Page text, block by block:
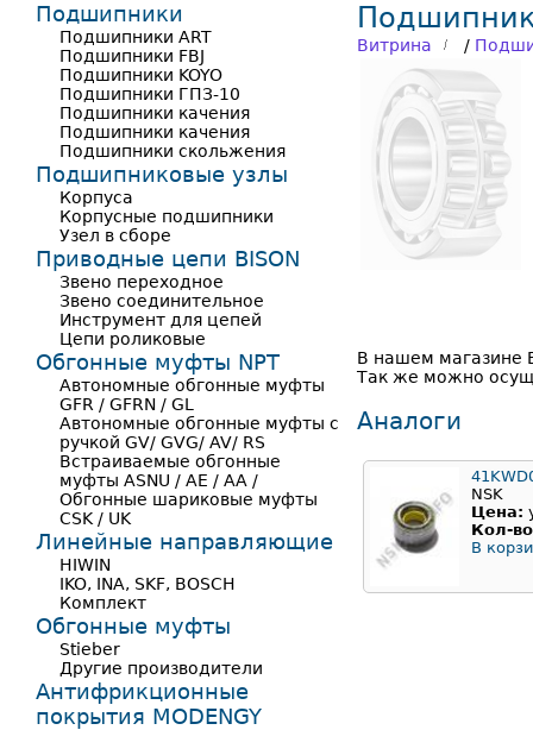
Подшипник
Витрина /
В нашем магазине
Так же можно
Аналоги
NSK
Цена:
Кол-
В
Подшипники
Подшипники ART
Подшипники FBJ
Подшипники KOYO
Подшипники ГПЗ-10
Подшипники качения
Подшипники качения
Подшипники скольжения
Подшипниковые узлы
Корпуса
Корпусные подшипники
Узел в сборе
Приводные цепи BISON
Звено переходное
Звено соединительное
Инструмент для цепей
Цепи роликовые
Обгонные муфты NPT
Автономные обгонные муфты
GFR / GFRN / GL
Автономные обгонные муфты с
ручкой GV/ GVG/ AV/ RS
Встраиваемые обгонные
муфты ASNU / AE / AA /
Обгонные шариковые муфты
CSK / UK
Линейные направляющие
HIWIN
IKO, INA, SKF, BOSCH
Комплект
Обгонные муфты
Stieber
Другие производители
Антифрикционные
покрытия MODENGY